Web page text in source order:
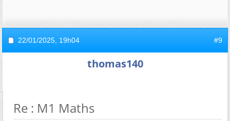
22/01/2025, 19h04 #9
thomas140
Re : M1 Maths